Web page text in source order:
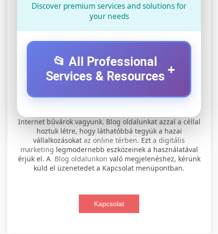
Discover premium services and solutions for
your needs
📂 All Professional
Services & Resources +
szervíz
+
Professional electric scooter repair and
maintenance services. Expert technicians
provide quality service for all major brands and
Visit Service Center
📊 2. online marketing
ügynökség
+
Comprehensive online marketing services
including SEO, social media management, and
🛴 3. legjobb elektromos roller
Internet búvárok vagyunk. Blog oldalunkat azzal a céllal
hoztuk létre, hogy láthatóbbá tegyük a hazai
vállalkozásokat az online térben. Ezt a digitális
marketing legmodernebb eszközeinek a használatával
érjük el. A Blog oldalunkon való megjelenéshez, kérünk
küld el üzenetedet a Kapcsolat menüpontban.
Kapcsolat